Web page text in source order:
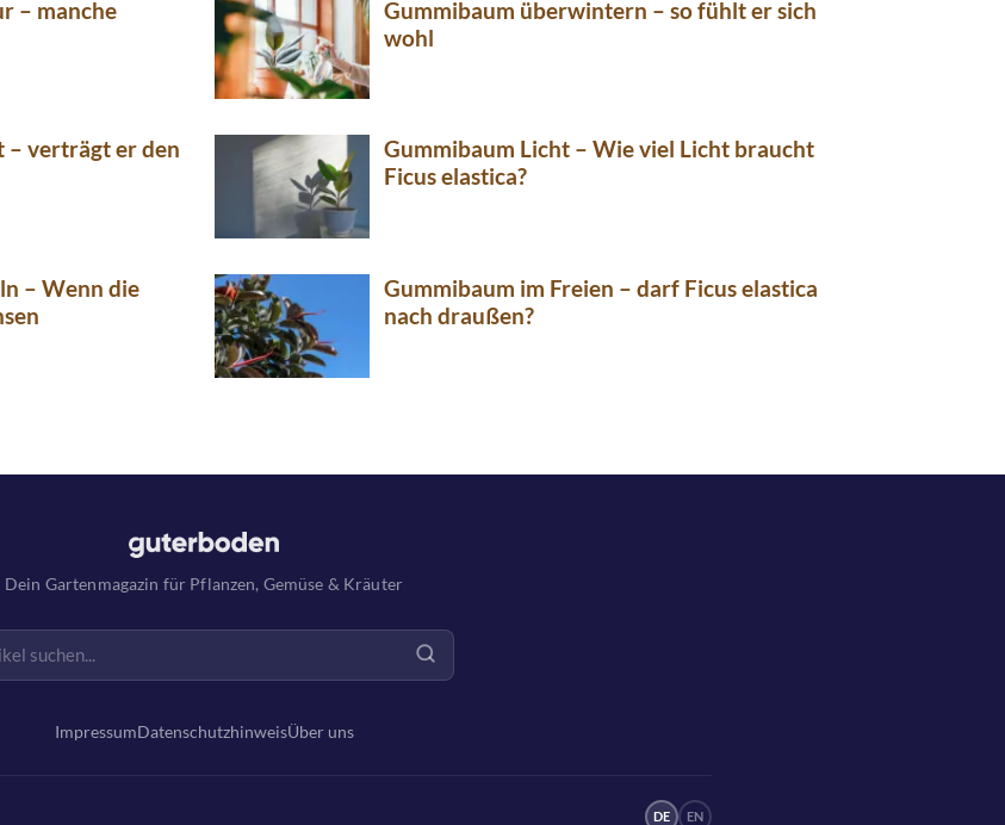
– manche
Gummibaum überwintern – so fühlt er sich
wohl
verträgt er den
Gummibaum Licht – Wie viel Licht braucht
Ficus elastica?
– Wenn die
Gummibaum im Freien – darf Ficus elastica
nach draußen?
Dein Gartenmagazin für Pflanzen, Gemüse & Kräuter
ImpressumDatenschutzhinweisÜber uns
DE EN